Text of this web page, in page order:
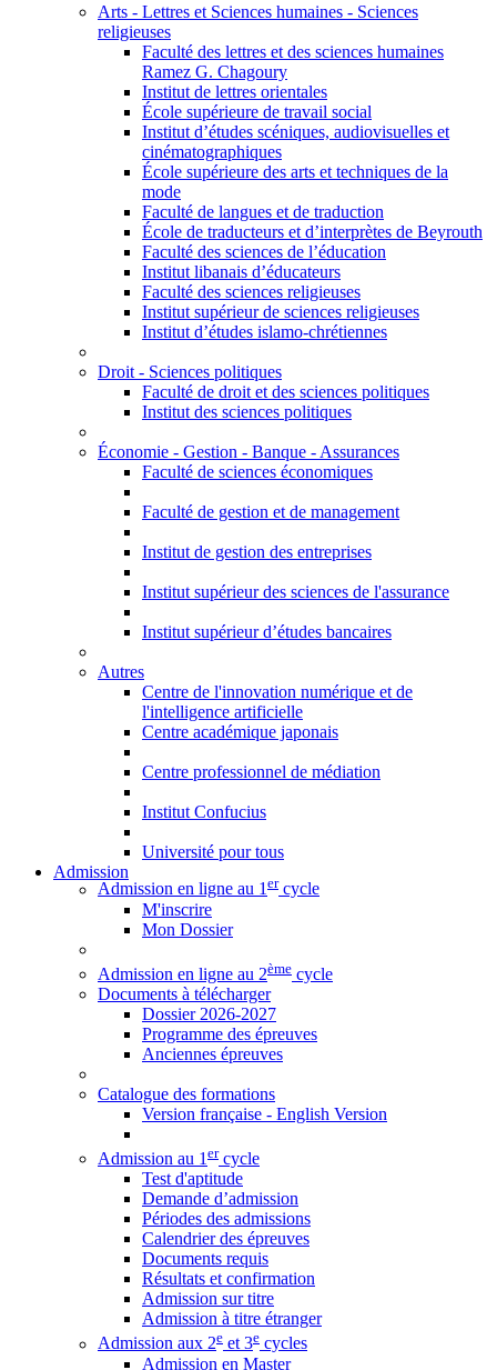
Arts - Lettres et Sciences humaines - Sciences
religieuses
Faculté des lettres et des sciences humaines
Ramez G. Chagoury
Institut de lettres orientales
École supérieure de travail social
Institut d’études scéniques, audiovisuelles et
cinématographiques
École supérieure des arts et techniques de la
mode
Faculté de langues et de traduction
École de traducteurs et d’interprètes de Beyrouth
Faculté des sciences de l’éducation
Institut libanais d’éducateurs
Faculté des sciences religieuses
Institut supérieur de sciences religieuses
Institut d’études islamo-chrétiennes
Droit - Sciences politiques
Faculté de droit et des sciences politiques
Institut des sciences politiques
Économie - Gestion - Banque - Assurances
Faculté de sciences économiques
Faculté de gestion et de management
Institut de gestion des entreprises
Institut supérieur des sciences de l'assurance
Institut supérieur d’études bancaires
Autres
Centre de l'innovation numérique et de
l'intelligence artificielle
Centre académique japonais
Centre professionnel de médiation
Institut Confucius
Université pour tous
Admission
Admission en ligne au 1ercycle
M'inscrire
Mon Dossier
Admission en ligne au 2ème cycle
Documents à télécharger
Dossier 2026-2027
Programme des épreuves
Anciennes épreuves
Catalogue des formations
Version française - English Version
Admission au 1 ercycle
Test d'aptitude
Demande d’admission
Périodes des admissions
Calendrier des épreuves
Documents requis
Résultats et confirmation
Admission sur titre
Admission à titre étranger
Admission aux 2e et 3e cycles
Admission en Master